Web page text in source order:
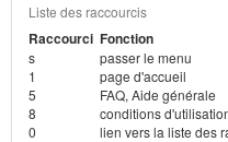
Liste des raccourcis
Raccourci Fonction
s
passer le menu
1
page d'accueil
5
FAQ, Aide générale
8
conditions
0
lien vers la liste des